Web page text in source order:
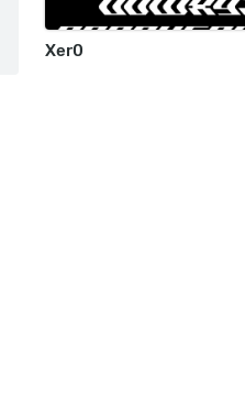
Xer0